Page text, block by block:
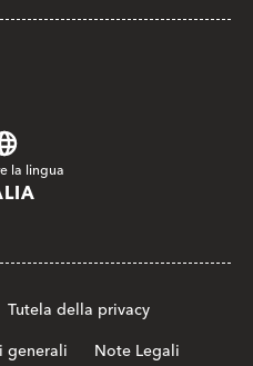
la lingua
Tutela della privacy
generali
Note Legali